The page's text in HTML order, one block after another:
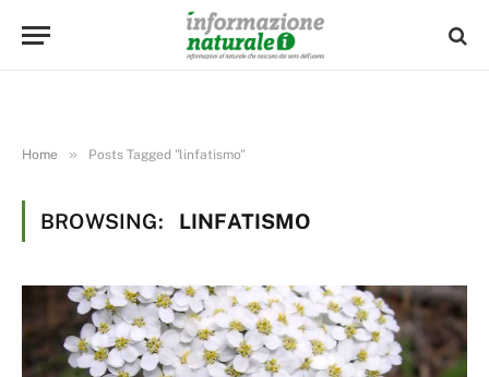
Home » Posts Tagged "linfatismo"
BROWSING: LINFATISMO